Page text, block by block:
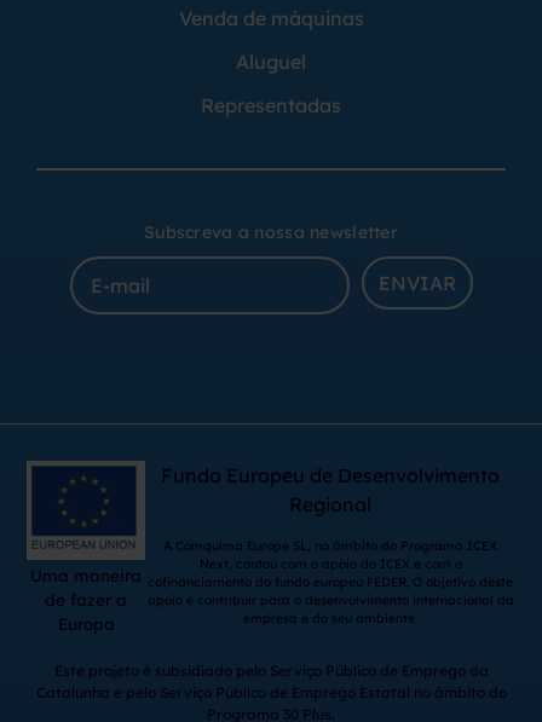
Venda de máquinas
Aluguel
Representadas
Subscreva a nossa newsletter
ENVIAR
Uma maneira
de fazer a
Europa
Fundo Europeu de Desenvolvimento
Regional
A Comquima Europe SL, no âmbito do Programa ICEX
Next, contou com o apoio do ICEX e com o
cofinanciamento do fundo europeu FEDER. O objetivo deste
apoio é contribuir para o desenvolvimento internacional da
empresa e do seu ambiente.
Este projeto é subsidiado pelo Serviço Público de Emprego da
Catalunha e pelo Serviço Público de Emprego Estatal no âmbito do
Programa 30 Plus.